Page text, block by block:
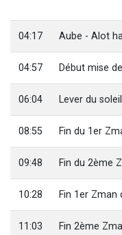
2
04:17 Aube - Alot
04:57 Début mise
06:04 Lever du
08:55 Fin du 1er
09:48 Fin du 2ème
10:28 Fin 1er Zman
11:03 Fin 2ème